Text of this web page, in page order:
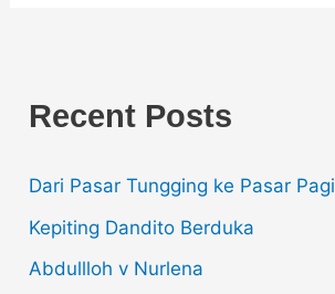
Recent Posts
Dari Pasar Tungging ke Pasar Pagi
Kepiting Dandito Berduka
Abdullloh v Nurlena